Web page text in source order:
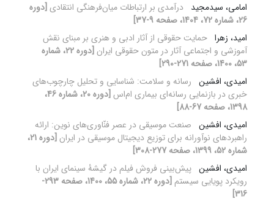
امامی، سیدمجید
درآمدی بر ارتباطات میان‌فرهنگی انتقادی [دوره
26، شماره 72، 1404، صفحه 9-37]
امید، زهرا حمایت حقوقی از آثار ادبی و هنری بر مبنای نقش
آموزشی و اجتماعی آثار در متون حقوقی ایران
[دوره 22، شماره
53، 1400، صفحه 271-290]
امیدی، افشین رسانه و سلامت: شناسایی و تحلیل چارچوب‌های
خبری در بازنمایی رسانه‌ای بیماری ام‌اس
[دوره 20، شماره 46،
1398، صفحه 67-88]
امیدی، افشین صنعت موسیقی در عصر فنّاوری‌های نوین: ارائه
راهبردهای نوآورانه برای توزیع دیجیتال موسیقی در ایران
[دوره 21،
شماره 52، 1399، صفحه 277-308]
امیدی، افشین پیش‌بینی فروش فیلم در گیشۀ سینمای ایران با
رویکرد پویایی سیستم
[دوره 22، شماره 55، 1400، صفحه 293-
316]